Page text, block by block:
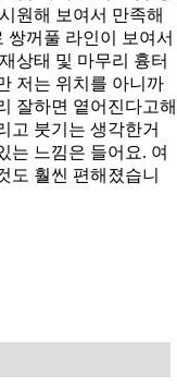
데 만족해요
썹 사이 간격도 좀 생
원해 보여서 만족해
꺼풀 라인이 보여서
상태 및 마무리 흉터
저는 위치를 아니까
잘하면 옅어진다고해
고 붓기는 생각한거